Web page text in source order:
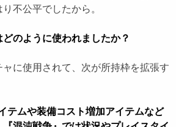
不公平でしたから。
のように使われましたか？
ャに使用されて、次が所持枠を拡張す
ムや装備コスト増加アイテムなど